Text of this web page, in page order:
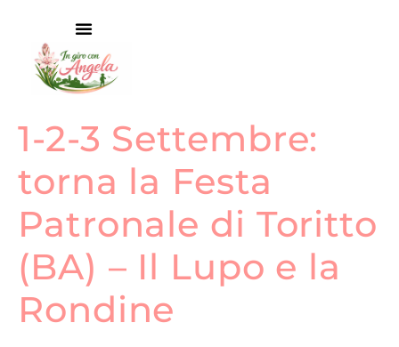
1-2-3 Settembre:
torna la Festa
Patronale di Toritto
(BA) – Il Lupo e la
Rondine